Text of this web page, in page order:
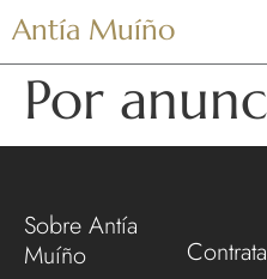
Antía Muíño
Por
Sobre Antía
Muíño